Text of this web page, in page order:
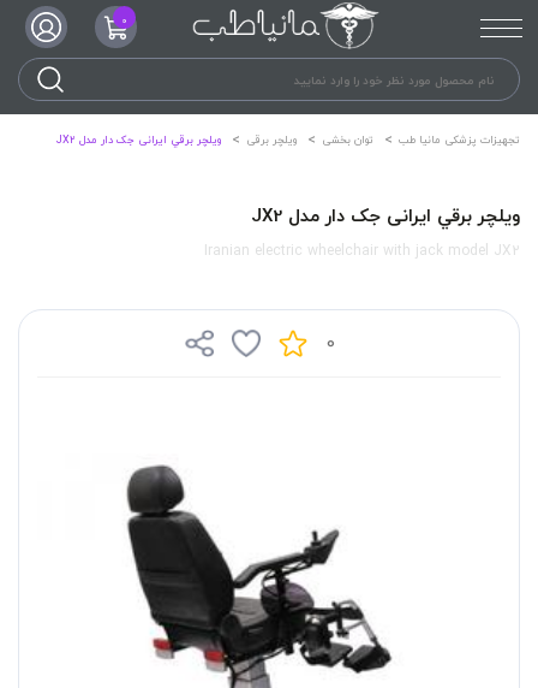
0
تجهیزات پزشکی مانیا طب توان بخشی ویلچر برقی ويلچر برقي ایرانی جک دار مدل JX2
ويلچر برقي ایرانی جک دار مدل JX2
Iranian electric wheelchair with jack model JX2
0